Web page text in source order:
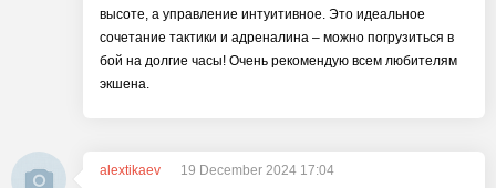
высоте, а управление интуитивное. Это идеальное
сочетание тактики и адреналина – можно погрузиться в
бой на долгие часы! Очень рекомендую всем любителям
экшена.
alextikaev
19 December 2024 17:04